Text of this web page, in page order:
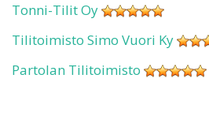
Tonni-Tilit Oy
Tilitoimisto Simo Vuori Ky
Partolan Tilitoimisto